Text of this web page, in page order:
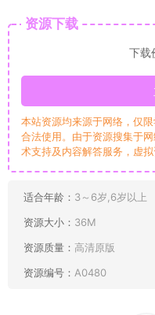
资源下载
下载
本站资源均来源于网络，仅
合法使用。由于资源搜集于
术支持及内容解答服务，虚
适合年龄： 3～6岁,6岁以上
资源大小： 36M
资源质量： 高清原版
资源编号： A0480